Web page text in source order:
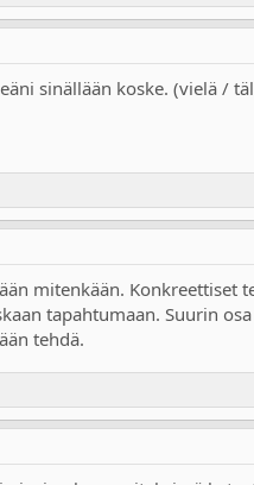
sinällään koske. (vielä /
mitenkään.
tapahtumaan. Suurin
tehdä.